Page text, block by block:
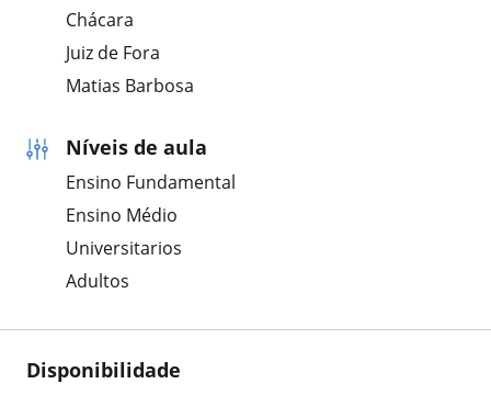
Chácara
Juiz de Fora
Matias Barbosa
Níveis de aula
Ensino Fundamental
Ensino Médio
Universitarios
Adultos
Disponibilidade